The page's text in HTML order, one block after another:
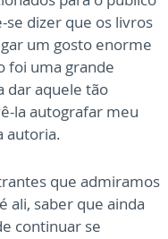
se dizer que os livros
um gosto enorme
foi uma grande
dar aquele tão
la autografar meu
autoria.
que admiramos
ali, saber que ainda
continuar se